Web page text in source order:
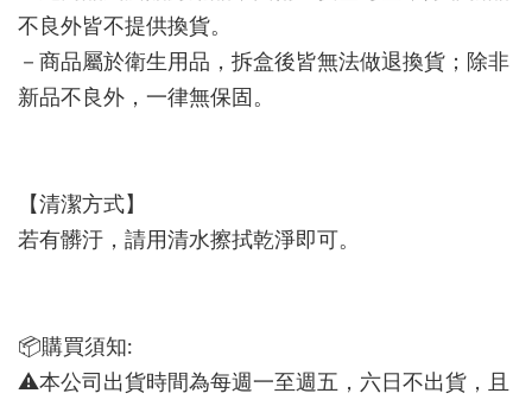
不良外皆不提供換貨。
－商品屬於衛生用品，拆盒後皆無法做退換貨；除非
新品不良外，一律無保固。
【清潔方式】
若有髒汙，請用清水擦拭乾淨即可。
📦購買須知:
⚠本公司出貨時間為每週一至週五，六日不出貨，且